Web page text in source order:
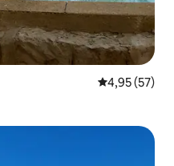
4,95 de uma
4,95 (57)